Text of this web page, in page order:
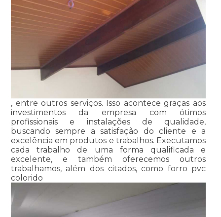
, entre outros serviços. Isso acontece graças aos
investimentos da empresa com ótimos
profissionais e instalações de qualidade,
buscando sempre a satisfação do cliente e a
excelência em produtos e trabalhos. Executamos
cada trabalho de uma forma qualificada e
excelente, e também oferecemos outros
trabalhamos, além dos citados, como forro pvc
colorido